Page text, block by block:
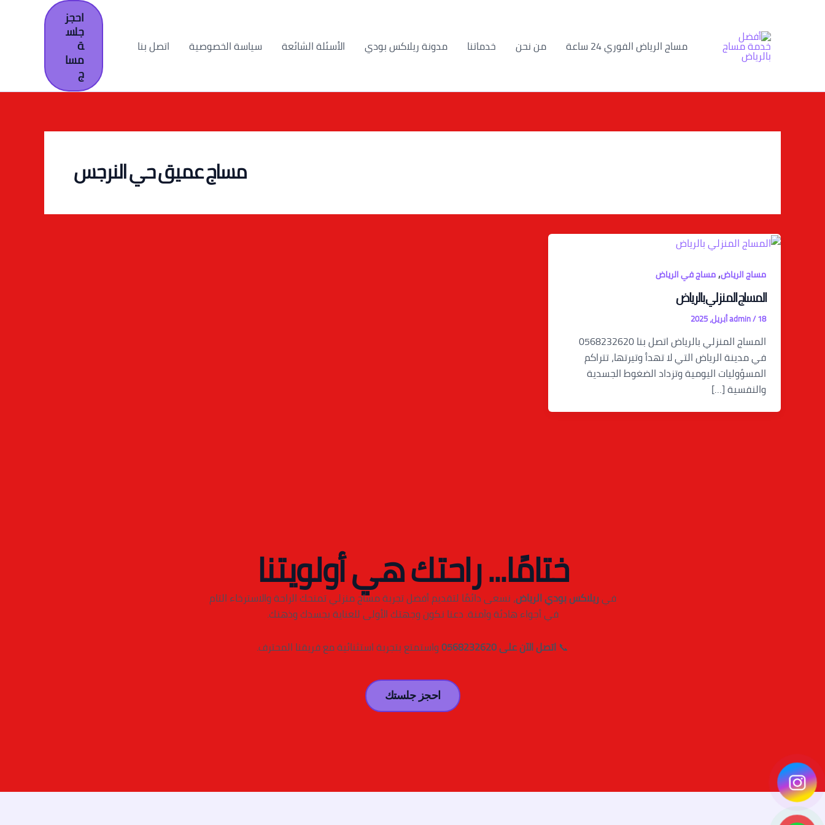
مساج الرياض الفوري 24 ساعة من نحن خدماتنا مدونة ريلاكس بودي الأسئلة الشائعة سياسة الخصوصية اتصل بنا
احجز
جلس
ة
مسا
ج
مساج عميق حي النرجس
مساج الرياض,مساج في الرياض
المساج المنزلي بالرياض
admin/18 أبريل، 2025
المساج المنزلي بالرياض اتصل بنا 0568232620
في مدينة الرياض التي لا تهدأ وتيرتها، تتراكم
المسؤوليات اليومية وتزداد الضغوط الجسدية
والنفسية […]
ختامًا... راحتك هي أولويتنا فيريلاكس بودي الرياض، نسعى دائمًا لتقديم أفضل تجربة مساج منزلي تمنحك الراحة والاسترخاء التام
في أجواء هادئة وآمنة. دعنا نكون وجهتك الأولى للعناية بجسدك وذهنك.
📞 اتصل الآن على 0568232620 واستمتع بتجربة استثنائية مع فريقنا المحترف.
احجز جلستك